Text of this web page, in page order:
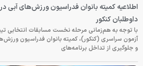
اطلاعیه کمیته بانوان فدراسیون ورزش‌های آبی
داوطلبان کنکور
با توجه به هم‌زمانی مرحله نخست مسابقات انتخابی
آزمون سراسری (کنکور)، کمیته بانوان فدراسیون
و جلوگیری از تداخل برنامه‌های